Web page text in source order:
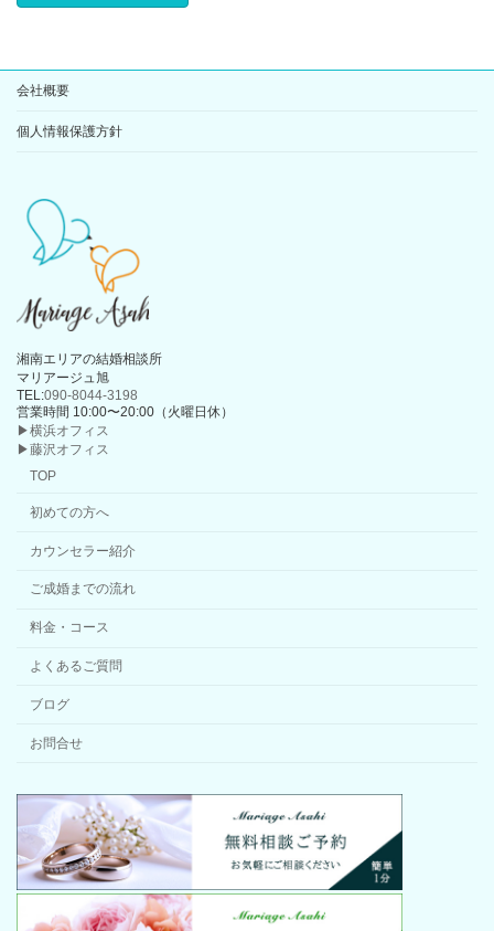
会社概要
個人情報保護方針
湘南エリアの結婚相談所
マリアージュ旭
TEL:090-8044-3198
営業時間 10:00〜20:00（火曜日休）
▶横浜オフィス
▶藤沢オフィス
TOP
初めての方へ
カウンセラー紹介
ご成婚までの流れ
料金・コース
よくあるご質問
ブログ
お問合せ